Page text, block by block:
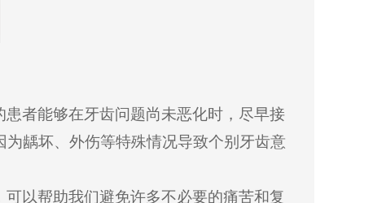
者能够在牙齿问题尚未恶化时，尽早接
龋坏、外伤等特殊情况导致个别牙齿意
以帮助我们避免许多不必要的痛苦和复